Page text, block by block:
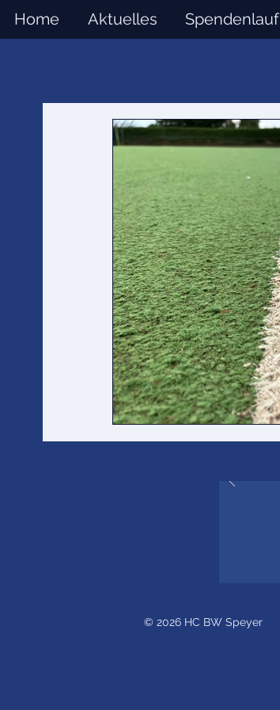
Home Aktuelles Spendenlauf
© 2026 HC BW Speyer